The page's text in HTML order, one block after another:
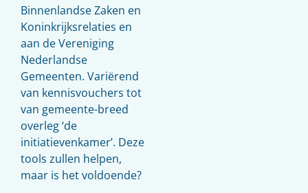
Binnenlandse Zaken en
Koninkrijksrelaties en
aan de Vereniging
Nederlandse
Gemeenten. Variërend
van kennisvouchers tot
van gemeente-breed
overleg ‘de
initiatievenkamer’. Deze
tools zullen helpen,
maar is het voldoende?